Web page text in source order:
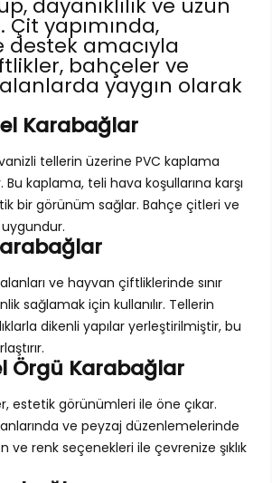
dayanıklılık ve uzun
yapımında,
amacıyla
bahçeler ve
yaygın olarak
Karabağlar
tellerin üzerine PVC kaplama
kaplama, teli hava koşullarına karşı
bir görünüm sağlar. Bahçe çitleri ve
ve hayvan çiftliklerinde sınır
sağlamak için kullanılır. Tellerin
dikenli yapılar yerleştirilmiştir, bu
Örgü Karabağlar
estetik görünümleri ile öne çıkar.
ve peyzaj düzenlemelerinde
ve renk seçenekleri ile çevrenize şıklık